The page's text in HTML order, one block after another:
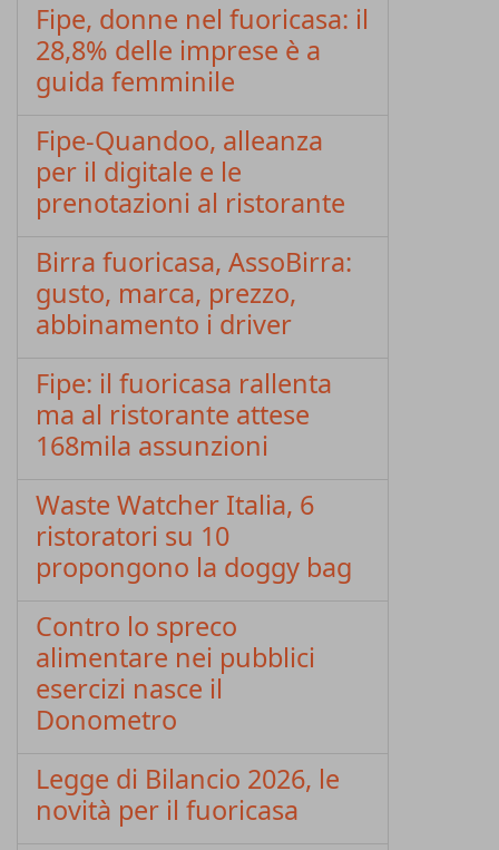
Fipe, donne nel fuoricasa: il
28,8% delle imprese è a
guida femminile
Fipe-Quandoo, alleanza
per il digitale e le
prenotazioni al ristorante
Birra fuoricasa, AssoBirra:
gusto, marca, prezzo,
abbinamento i driver
Fipe: il fuoricasa rallenta
ma al ristorante attese
168mila assunzioni
Waste Watcher Italia, 6
ristoratori su 10
propongono la doggy bag
Contro lo spreco
alimentare nei pubblici
esercizi nasce il
Donometro
Legge di Bilancio 2026, le
novità per il fuoricasa